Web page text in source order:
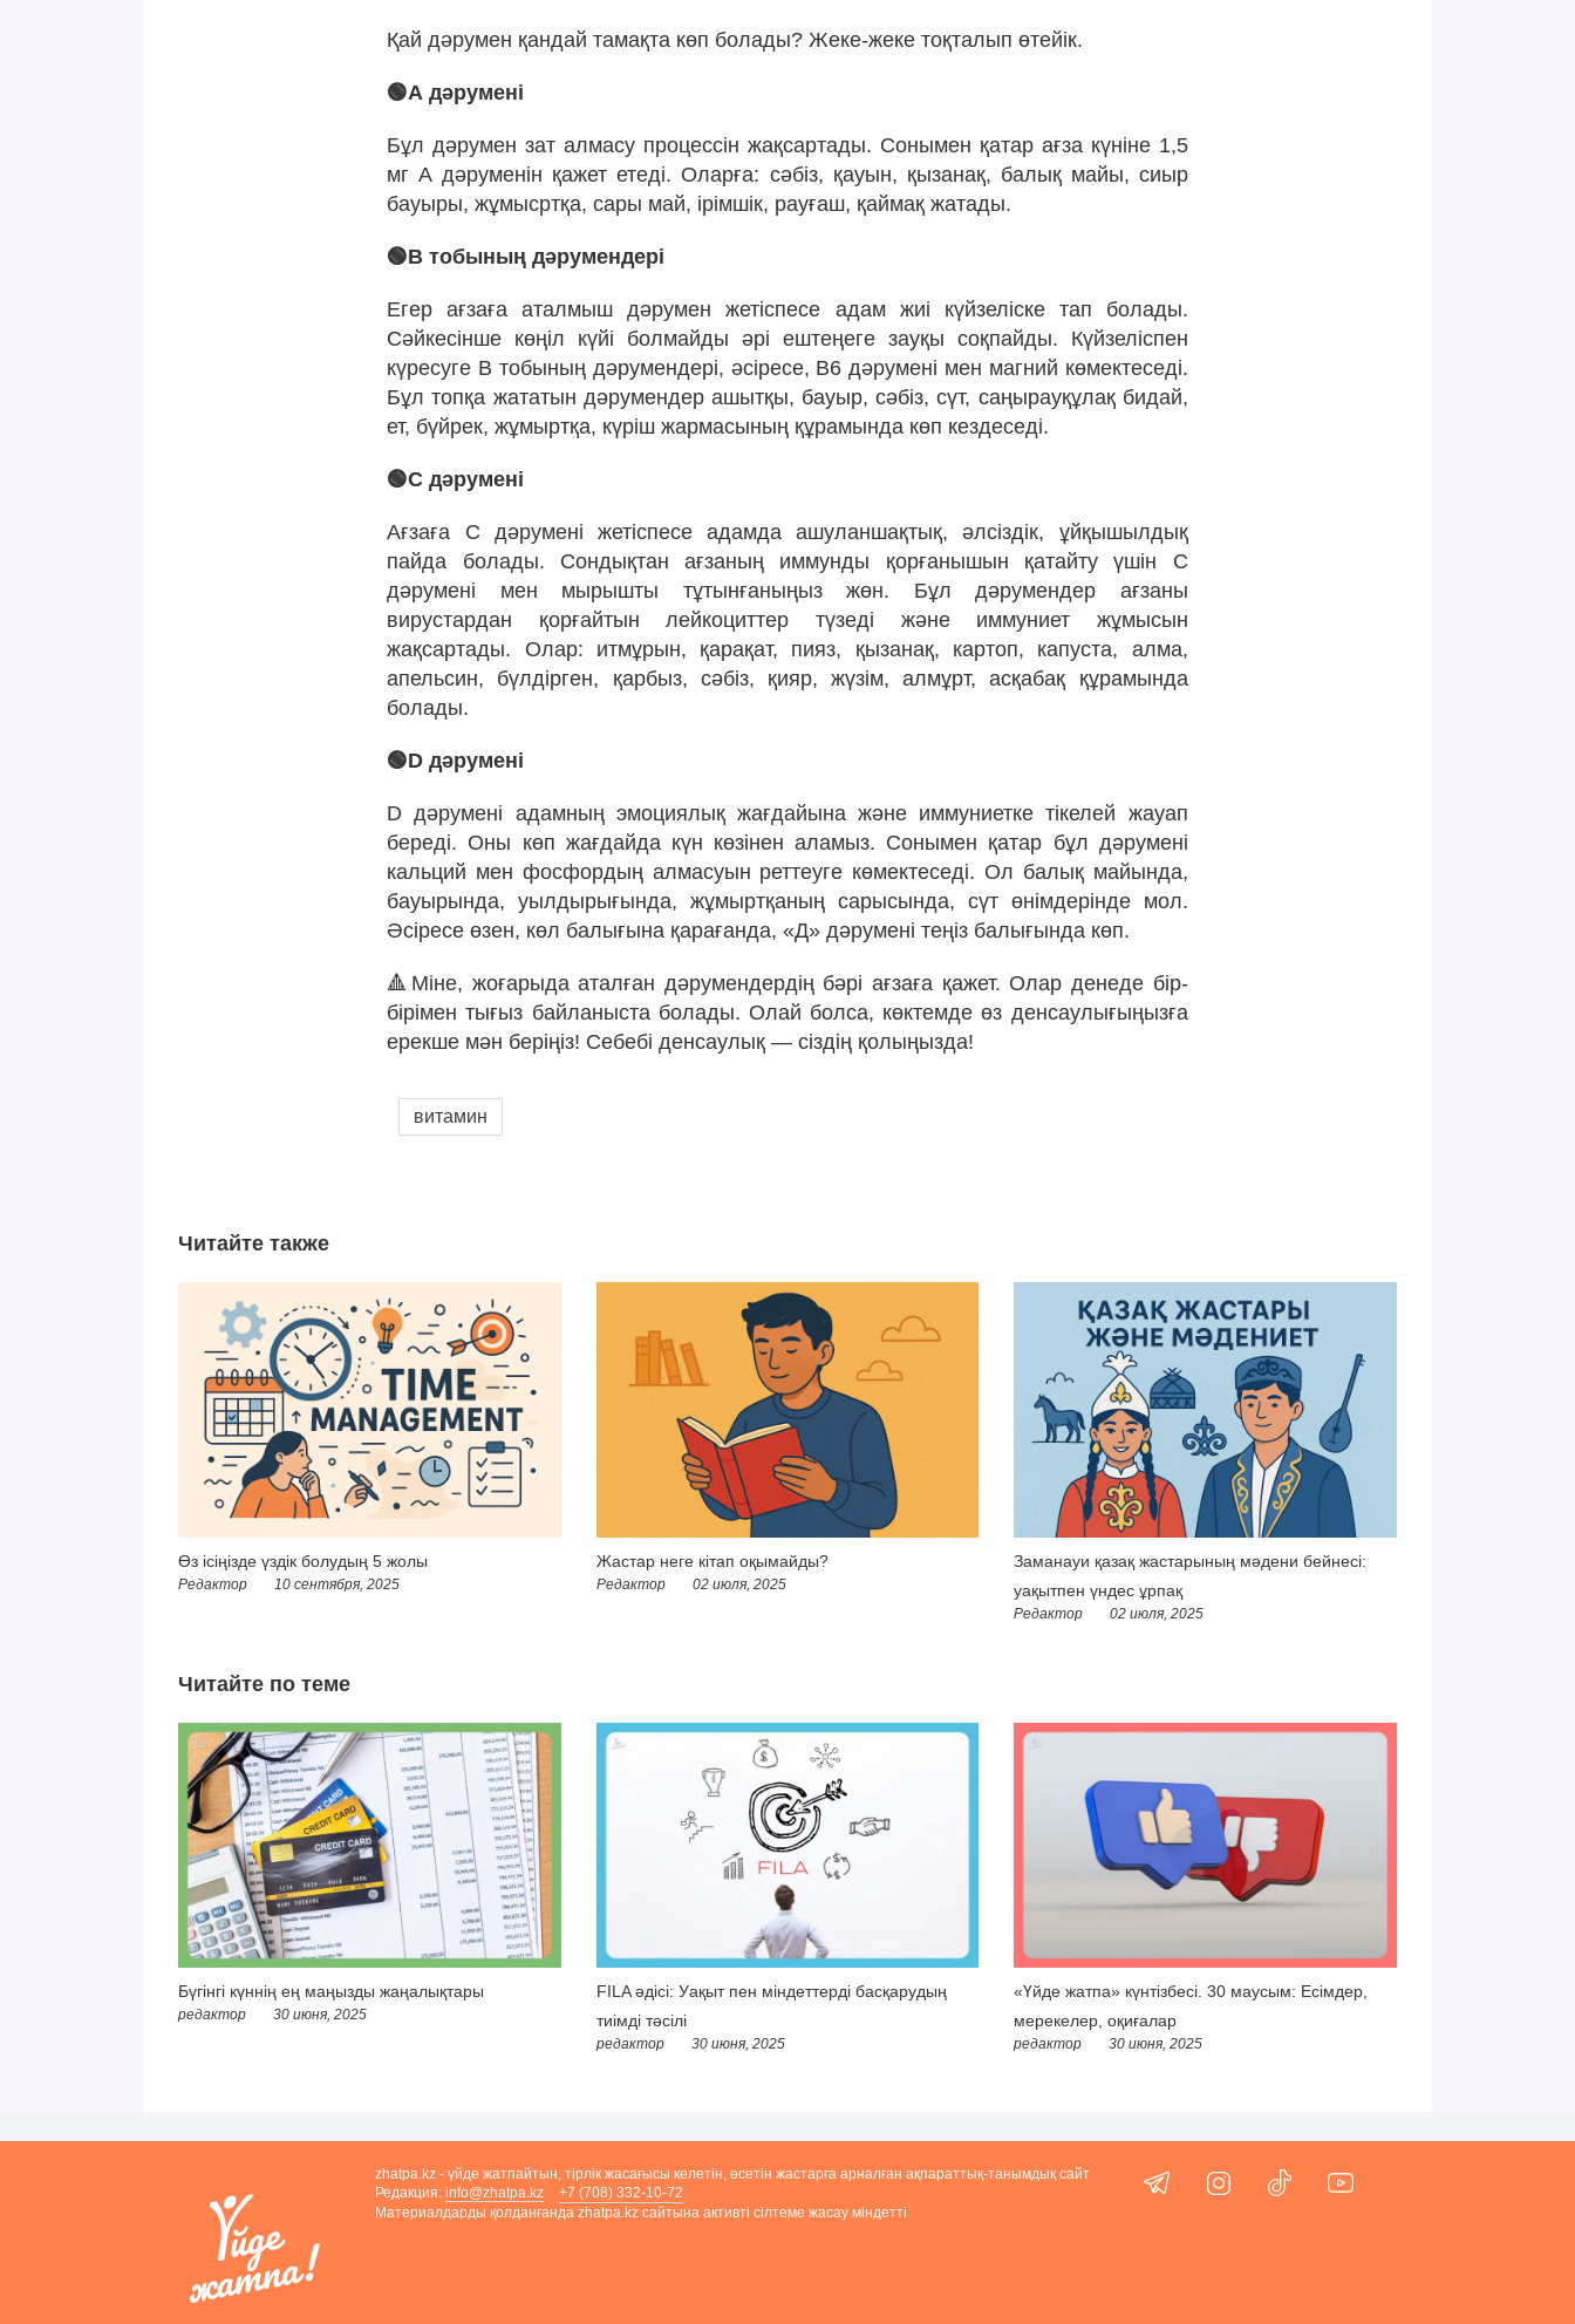
Қай дәрумен қандай тамақта көп болады? Жеке-жеке тоқталып өтейік.
🟢А дәрумені
Бұл дәрумен зат алмасу процессін жақсартады. Сонымен қатар ағза күніне 1,5
мг А дәруменін қажет етеді. Оларға: сәбіз, қауын, қызанақ, балық майы, сиыр
бауыры, жұмысртқа, сары май, ірімшік, рауғаш, қаймақ жатады.
🟢B тобының дәрумендері
Егер ағзаға аталмыш дәрумен жетіспесе адам жиі күйзеліске тап болады.
Сәйкесінше көңіл күйі болмайды әрі ештеңеге зауқы соқпайды. Күйзеліспен
күресуге В тобының дәрумендері, әсіресе, В6 дәрумені мен магний көмектеседі.
Бұл топқа жататын дәрумендер ашытқы, бауыр, сәбіз, сүт, саңырауқұлақ бидай,
ет, бүйрек, жұмыртқа, күріш жармасының құрамында көп кездеседі.
🟢С дәрумені
Ағзаға С дәрумені жетіспесе адамда ашуланшақтық, әлсіздік, ұйқышылдық
пайда болады. Сондықтан ағзаның иммунды қорғанышын қатайту үшін С
дәрумені мен мырышты тұтынғаныңыз жөн. Бұл дәрумендер ағзаны
вирустардан қорғайтын лейкоциттер түзеді және иммуниет жұмысын
жақсартады. Олар: итмұрын, қарақат, пияз, қызанақ, картоп, капуста, алма,
апельсин, бүлдірген, қарбыз, сәбіз, қияр, жүзім, алмұрт, асқабақ құрамында
болады.
🟢D дәрумені
D дәрумені адамның эмоциялық жағдайына және иммуниетке тікелей жауап
береді. Оны көп жағдайда күн көзінен аламыз. Сонымен қатар бұл дәрумені
кальций мен фосфордың алмасуын реттеуге көмектеседі. Ол балық майында,
бауырында, уылдырығында, жұмыртқаның сарысында, сүт өнімдерінде мол.
Әсіресе өзен, көл балығына қарағанда, «Д» дәрумені те­ңіз балығында көп.
🔺Міне, жоғарыда аталған дәрумендердің бәрі ағзаға қажет. Олар денеде бір-
бірімен тығыз байланыста болады. Олай болса, көктемде өз денсаулығыңызға
ерекше мән беріңіз! Себебі денсаулық — сіздің қолыңызда!
витамин
Читайте также
Өз ісіңізде үздік болудың 5 жолы
Редактор 10 сентября, 2025
Жастар неге кітап оқымайды?
Редактор 02 июля, 2025
Заманауи қазақ жастарының мәдени бейнесі:
уақытпен үндес ұрпақ
Редактор 02 июля, 2025
Читайте по теме
Бүгінгі күннің ең маңызды жаңалықтары
редактор 30 июня, 2025
FILA әдісі: Уақыт пен міндеттерді басқарудың
тиімді тәсілі
редактор 30 июня, 2025
«Үйде жатпа» күнтізбесі. 30 маусым: Есімдер,
мерекелер, оқиғалар
редактор 30 июня, 2025
zhatpa.kz - үйде жатпайтын, тірлік жасағысы келетін, өсетін жастарға арналған ақпараттық-танымдық сайт
Редакция:info@zhatpa.kz
+7 (708) 332-10-72
Материалдарды қолданғанда zhatpa.kz сайтына активті сілтеме жасау міндетті